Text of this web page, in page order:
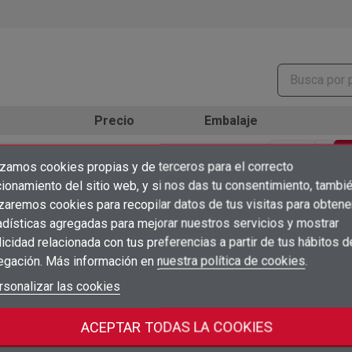
Añadir a la lista de deseos×
add_circle_outline
Crear lista de deseos ×
Nombre de la lista de deseos
Crear lista de deseos
Iniciar sesión ×
Debe iniciar sesión para guardar productos en su lista de deseos.
cookies propias y de terceros para el correcto
del sitio web, y si nos das tu consentimiento,
cookies para recopilar datos de tus visitas para
agregadas para mejorar nuestros servicios y mostrar
relacionada con tus preferencias a partir de tus hábitos
Más información en nuestra política de cookies.
las cookies
ACEPTAR TODAS LA COOKIES
Precio Embalaje
Inicia sesión para ver precios 10 unidad ud
Inicia sesión para ver precios 10 unidad ud
Inicia sesión para ver precios
Inicia sesión para ver precios 10